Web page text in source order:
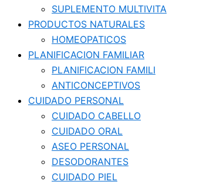
SUPLEMENTO MULTIVITA
PRODUCTOS NATURALES
HOMEOPATICOS
PLANIFICACION FAMILIAR
PLANIFICACION FAMILI
ANTICONCEPTIVOS
CUIDADO PERSONAL
CUIDADO CABELLO
CUIDADO ORAL
ASEO PERSONAL
DESODORANTES
CUIDADO PIEL